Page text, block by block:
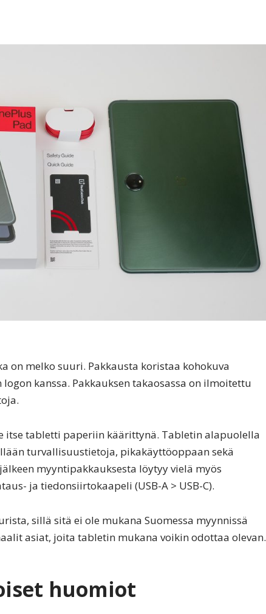
on melko suuri. Pakkausta koristaa kohokuva
kanssa. Pakkauksen takaosassa on ilmoitettu
itse tabletti paperiin käärittynä. Tabletin alapuolella
turvallisuustietoja, pikakäyttöoppaan sekä
myyntipakkauksesta löytyy vielä myös
ja tiedonsiirtokaapeli (USB-A > USB-C).
sillä sitä ei ole mukana Suomessa myynnissä
asiat, joita tabletin mukana voikin odottaa olevan.
huomiot